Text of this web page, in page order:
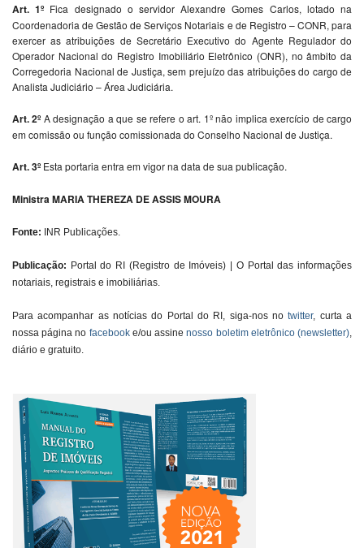
Art. 1º Fica designado o servidor Alexandre Gomes Carlos, lotado na
Coordenadoria de Gestão de Serviços Notariais e de Registro – CONR, para
exercer as atribuições de Secretário Executivo do Agente Regulador do
Operador Nacional do Registro Imobiliário Eletrônico (ONR), no âmbito da
Corregedoria Nacional de Justiça, sem prejuízo das atribuições do cargo de
Analista Judiciário – Área Judiciária.
Art. 2º A designação a que se refere o art. 1º não implica exercício de cargo
em comissão ou função comissionada do Conselho Nacional de Justiça.
Art. 3º Esta portaria entra em vigor na data de sua publicação.
Ministra MARIA THEREZA DE ASSIS MOURA
Fonte: INR Publicações.
Publicação: Portal do RI (Registro de Imóveis) | O Portal das informações
notariais, registrais e imobiliárias.
Para acompanhar as notícias do Portal do RI, siga-nos notwitter, curta a
nossa página no facebooke/ou assinenosso boletim eletrônico (newsletter)
diário e gratuito.